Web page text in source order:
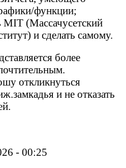
функции;
MIT (Массачусетский
и сделать самому.
более
откликнуться
и не отказать
- 00:25